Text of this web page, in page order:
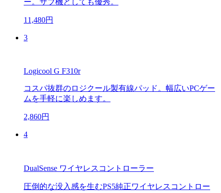
ー。サブ機としても優秀。
11,480円
3
Logicool G F310r
コスパ抜群のロジクール製有線パッド。幅広いPCゲー
ムを手軽に楽しめます。
2,860円
4
DualSense ワイヤレスコントローラー
圧倒的な没入感を生むPS5純正ワイヤレスコントロー